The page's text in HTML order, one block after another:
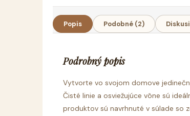
Popis Podobné (2)
Podrobný popis
Vytvorte vo svojom domove
Čisté linie a osviežujúce vône sú
produktov sú navrhnuté v súlade so